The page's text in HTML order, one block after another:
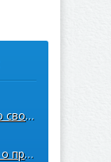
Бизнесмен Яковлев рассказал о своём похищении в Абхазии
200000 рублей за информацию о преступниках